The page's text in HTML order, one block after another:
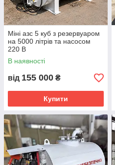
Міні азс 5 куб з резервуаром
на 5000 літрів та насосом
220 В
В наявності
від 155 000 ₴
Купити